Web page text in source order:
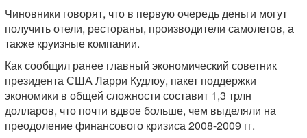
Чиновники говорят, что в первую очередь деньги могут
получить отели, рестораны, производители самолетов, а
также круизные компании.
Как сообщил ранее главный экономический советник
президента США Ларри Кудлоу, пакет поддержки
экономики в общей сложности составит 1,3 трлн
долларов, что почти вдвое больше, чем выделяли на
преодоление финансового кризиса 2008-2009 гг.